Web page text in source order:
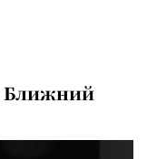
Ближний